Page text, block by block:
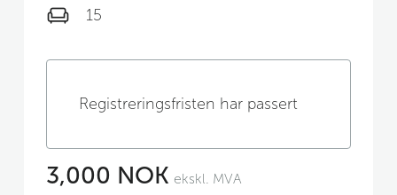
15
Registreringsfristen har passert
3,000 NOK ekskl. MVA